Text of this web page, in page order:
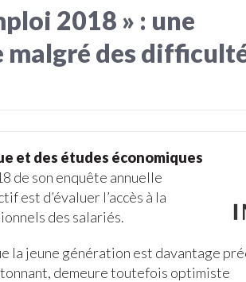
2018 » : une
malgré des
et des études économiques
de son enquête annuelle
est d’évaluer l’accès à la
des salariés.
la jeune génération est davantage
demeure toutefois optimiste